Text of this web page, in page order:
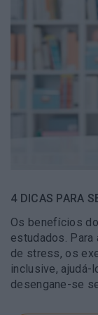
4 DICAS PARA
Os benefícios
estudados. Para
de stress, os
inclusive, ajudá-
desengane-se